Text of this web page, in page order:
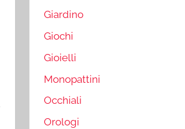
Giardino
Giochi
Gioielli
Monopattini
Occhiali
Orologi